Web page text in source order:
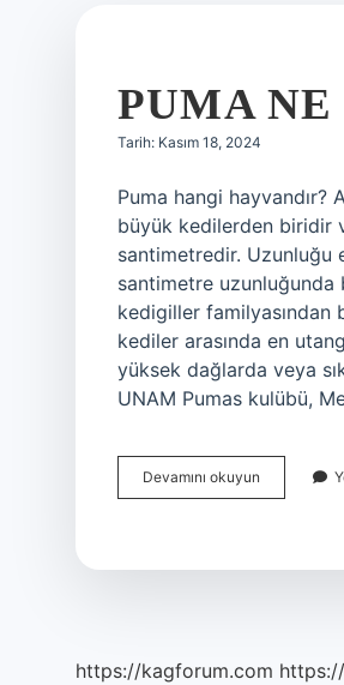
PUMA NE
Tarih: Kasım 18, 2024
Puma hangi hayvandır?
büyük kedilerden biridir
santimetredir. Uzunluğu
santimetre uzunluğunda
kedigiller familyasından
kediler arasında en
yüksek dağlarda veya
UNAM Pumas kulübü,
Devamını okuyun
Ne
https://kagforum.com